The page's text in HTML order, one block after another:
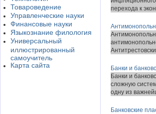
Товароведение
Управленческие науки
Финансовые науки
Языкознание филология
Универсальный
иллюстрированный
самоучитель
Карта сайта
перехода к
Банки и
Банки и
сложную
одну из
Банковские